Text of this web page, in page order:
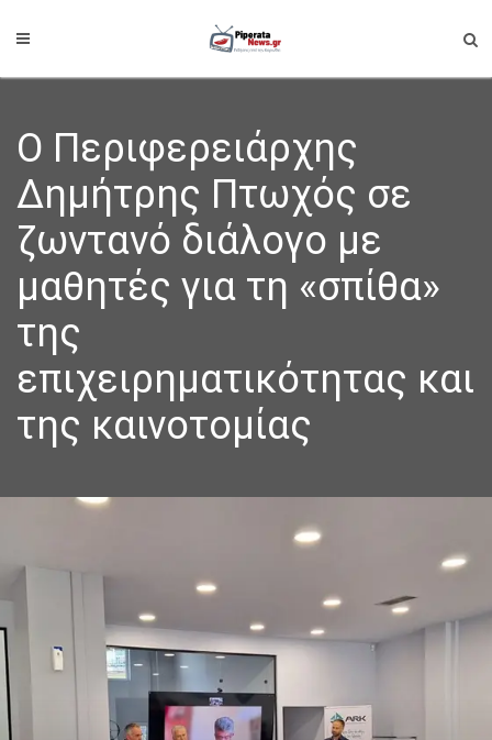
Ο Περιφερειάρχης
Δημήτρης Πτωχός σε
ζωντανό διάλογο με
μαθητές για τη «σπίθα»
της
επιχειρηματικότητας και
της καινοτομίας